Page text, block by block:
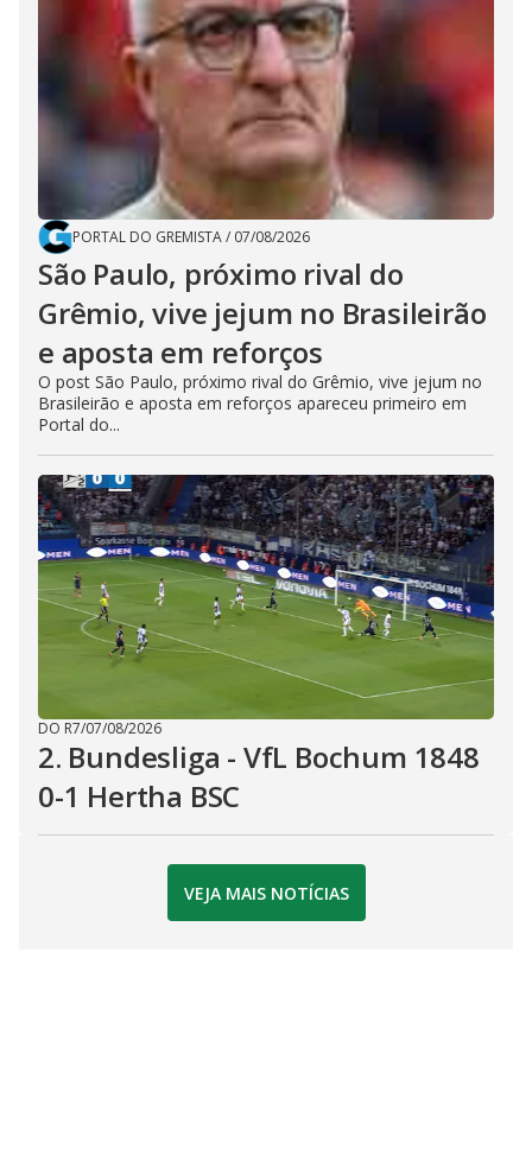
PORTAL DO GREMISTA/ 07/08/2026
São Paulo, próximo rival do
Grêmio, vive jejum no Brasileirão
e aposta em reforços
O post São Paulo, próximo rival do Grêmio, vive jejum no
Brasileirão e aposta em reforços apareceu primeiro em
Portal do...
DO R7/07/08/2026
2. Bundesliga - VfL Bochum 1848
0-1 Hertha BSC
VEJA MAIS NOTÍCIAS